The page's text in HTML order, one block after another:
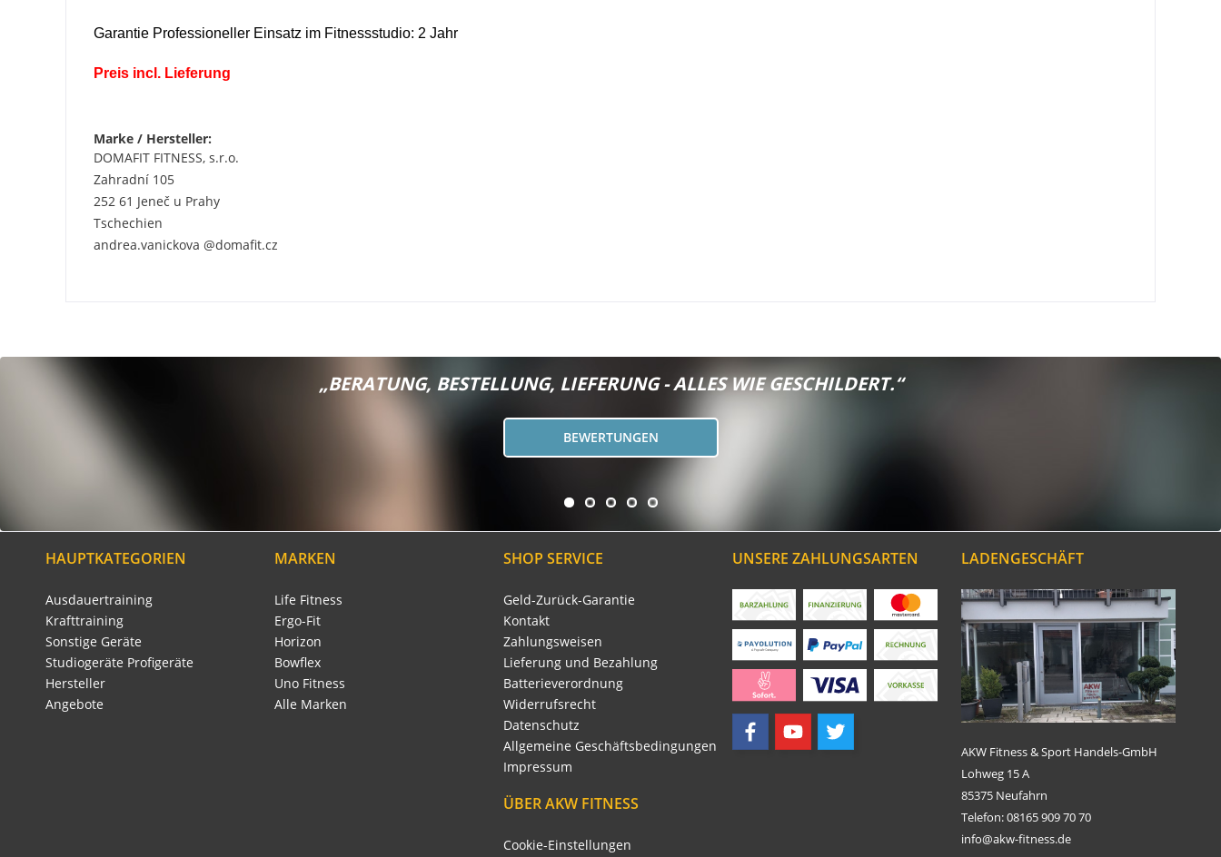
Garantie Professioneller Einsatz im Fitnessstudio: 2 Jahr
Preis incl. Lieferung
Marke / Hersteller:
DOMAFIT FITNESS, s.r.o.
Zahradní 105
252 61 Jeneč u Prahy
Tschechien
andrea.vanickova @domafit.cz
„BERATUNG, BESTELLUNG, LIEFERUNG - ALLES WIE GESCHILDERT.“
BEWERTUNGEN
HAUPTKATEGORIEN
Ausdauertraining
Krafttraining
Sonstige Geräte
Studiogeräte Profigeräte
Hersteller
Angebote
MARKEN
Life Fitness
Ergo-Fit
Horizon
Bowflex
Uno Fitness
Alle Marken
SHOP SERVICE
Geld-Zurück-Garantie
Kontakt
Zahlungsweisen
Lieferung und Bezahlung
Batterieverordnung
Widerrufsrecht
Datenschutz
Allgemeine Geschäftsbedingungen
Impressum
ÜBER AKW FITNESS
Cookie-Einstellungen
UNSERE ZAHLUNGSARTEN LADENGESCHÄFT
AKW Fitness & Sport Handels-GmbH
Lohweg 15 A
85375 Neufahrn
Telefon: 08165 909 70 70
info@akw-fitness.de